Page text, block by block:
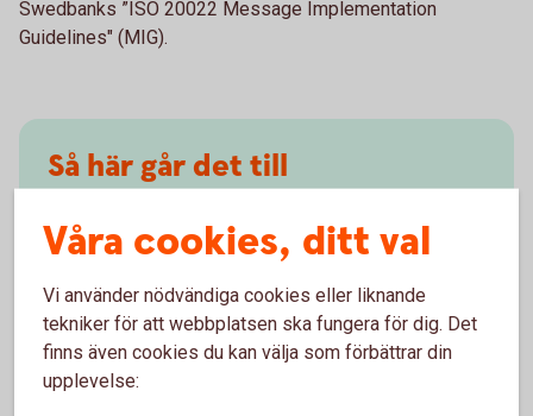
Swedbanks ”ISO 20022 Message Implementation
Guidelines" (MIG).
Så här går det till
Validex kontrollerar inkommande meddelanden
(pain.001)
Valideringen innefattar syntax- och
affärskontroller för den valda betaltypen. Vid fel
skapas automatiska felmeddelanden och
korrigeringsförslag.
Våra cookies, ditt val
Vi använder nödvändiga cookies eller liknande
tekniker för att webbplatsen ska fungera för dig. Det
finns även cookies du kan välja som förbättrar din
upplevelse: